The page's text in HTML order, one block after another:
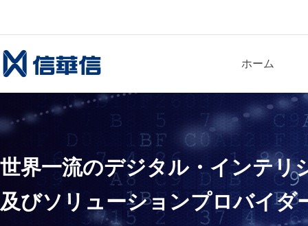
ホーム
世界一流のデジタル・インテリ
及びソリューションプロバイダ